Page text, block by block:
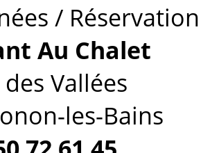
/ Réservation
Au Chalet
Vallées
les-Bains